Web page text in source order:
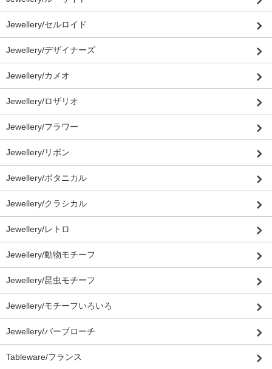
Jewellery/セルロイド
Jewellery/デザイナーズ
Jewellery/カメオ
Jewellery/ロザリオ
Jewellery/フラワー
Jewellery/リボン
Jewellery/ボタニカル
Jewellery/クラシカル
Jewellery/レトロ
Jewellery/動物モチーフ
Jewellery/昆虫モチーフ
Jewellery/モチーフいろいろ
Jewellery/バーブローチ
Tableware/フランス